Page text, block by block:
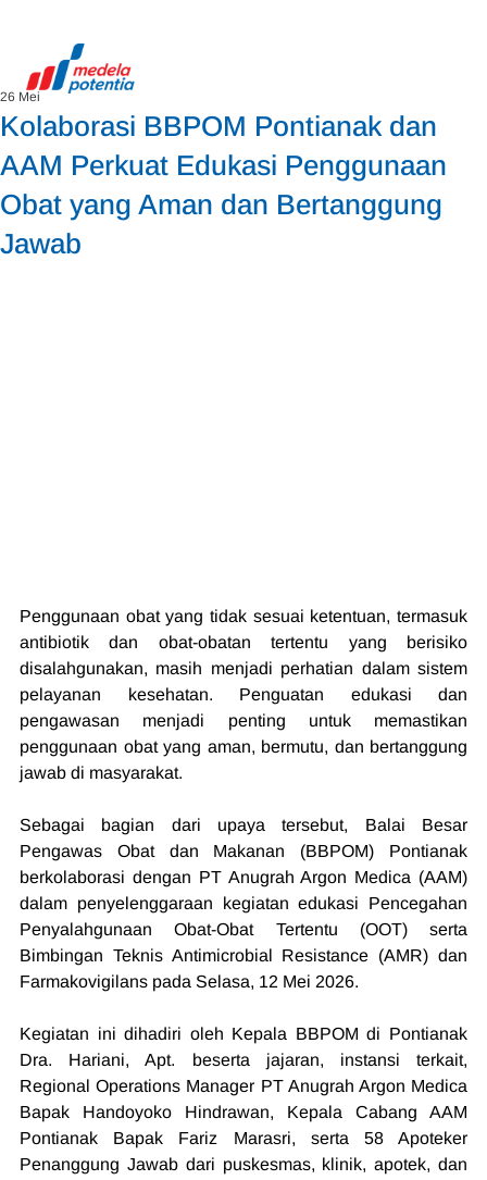
Kolaborasi BBPOM Pontianak dan
AAM Perkuat Edukasi Penggunaan
Obat yang Aman dan Bertanggung
Jawab
26 Mei
Penggunaan obat yang tidak sesuai ketentuan, termasuk
antibiotik dan obat-obatan tertentu yang berisiko
disalahgunakan, masih menjadi perhatian dalam sistem
pelayanan kesehatan. Penguatan edukasi dan
pengawasan menjadi penting untuk memastikan
penggunaan obat yang aman, bermutu, dan bertanggung
jawab di masyarakat.
Sebagai bagian dari upaya tersebut, Balai Besar
Pengawas Obat dan Makanan (BBPOM) Pontianak
berkolaborasi dengan PT Anugrah Argon Medica (AAM)
dalam penyelenggaraan kegiatan edukasi Pencegahan
Penyalahgunaan Obat-Obat Tertentu (OOT) serta
Bimbingan Teknis Antimicrobial Resistance (AMR) dan
Farmakovigilans pada Selasa, 12 Mei 2026.
Kegiatan ini dihadiri oleh Kepala BBPOM di Pontianak
Dra. Hariani, Apt. beserta jajaran, instansi terkait,
Regional Operations Manager PT Anugrah Argon Medica
Bapak Handoyoko Hindrawan, Kepala Cabang AAM
Pontianak Bapak Fariz Marasri, serta 58 Apoteker
Penanggung Jawab dari puskesmas, klinik, apotek, dan